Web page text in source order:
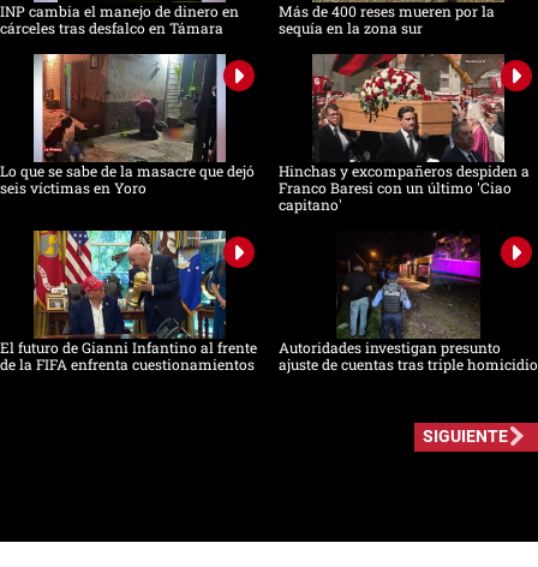
INP cambia el manejo de dinero en
cárceles tras desfalco en Támara
Más de 400 reses mueren por la
sequía en la zona sur
Lo que se sabe de la masacre que dejó
seis víctimas en Yoro
Hinchas y excompañeros despiden a
Franco Baresi con un último 'Ciao
capitano'
El futuro de Gianni Infantino al frente
de la FIFA enfrenta cuestionamientos
Autoridades investigan presunto
ajuste de cuentas tras triple homicidio
SIGUIENTE